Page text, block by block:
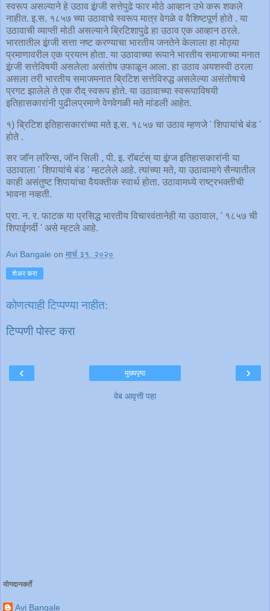
स्वरूप असल्याने हे उठाव इंग्र्जी सत्तेपुढे फार मोठे आव्हान उभे करू शकले
नाहीत. इ.स. १८५७ च्या उठावाचे स्वरूप मात्र वेगळे व वैशिष्टपूर्ण होते . या
उठावाची व्याप्ती मोठी असल्याने ब्रिटिशापुढे हा उठाव एक आव्हान ठरले.
भारतातील इंग्र्जी सत्ता नष्ट करण्याचा भारतीय जनतेने केलाला हा मोठ्या
प्रमाणावरील एक प्रयत्न होता. या उठावाच्या रूपाने भारतीय समाजाच्या मनात
इंग्र्जी सत्तेविषयी असलेला असंतोष उफाळून आला. हा उठाव अयशस्वी ठरला
असला तरी भारतीय समाजमनात ब्रिटिश सत्तेविरुद्ध असलेल्या असंतोषाचे
प्रगट झालेले ते एक रौद् स्वरूप होते. या उठावाच्या स्वरूपाविषयी
इतिहासकारांनी पुढीलप्रमाणे वेगवेगळी मते मांडली आहेत.
१) ब्रिटिश इतिहासकारांच्या मते इ.स. १८५७ चा उठाव म्हणजे ' शिपायांचे बंड '
होते .
सर जाॅन लॉरेन्स, जॉन सिली , पी. इ. रॉबट॔स् या इंग्र्ज इतिहासकारांनी या
उठावाला ' शिपायांचे बंड ' म्हटलेले आहे. त्यांच्या मते, या उठावामागे सैन्यातील
काही असंतुष्ट शिपायांचा वैयक्तीक स्वार्थ होता. उठावामध्ये राष्ट्रभक्तीची
भावना नव्हती.
प्रा. न. र. फाटक या प्रसिद्ध भारतीय विचारवंतानेही या उठावाल, ' १८५७ ची
शिपाईगर्दी ' असे म्हटले आहे.
Avi Bangale on मार्च ३१, २०२०
शेअर करा
कोणत्याही टिप्पण्‍या नाहीत:
टिप्पणी पोस्ट करा
‹ ›
मुख्यपृष्ठ
वेब आवृत्ती पहा
योगदानकर्ते
Avi Bangale